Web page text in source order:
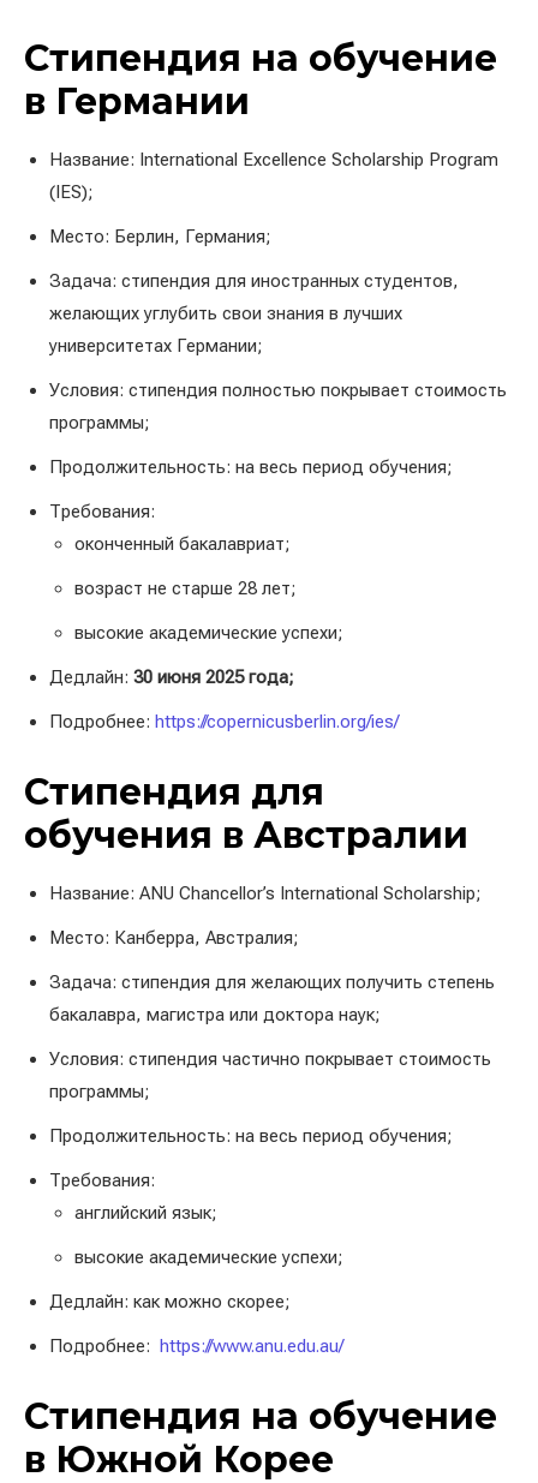
Стипендия на обучение
в Германии
Название: International Excellence Scholarship Program
(IES);
Место: Берлин, Германия;
Задача: стипендия для иностранных студентов,
желающих углубить свои знания в лучших
университетах Германии;
Условия: стипендия полностью покрывает стоимость
программы;
Продолжительность: на весь период обучения;
Требования:
оконченный бакалавриат;
возраст не старше 28 лет;
высокие академические успехи;
Дедлайн: 30 июня 2025 года;
Подробнее: https://copernicusberlin.org/ies/
Стипендия для
обучения в Австралии
Название: ANU Chancellor’s International Scholarship;
Место: Канберра, Австралия;
Задача: стипендия для желающих получить степень
бакалавра, магистра или доктора наук;
Условия: стипендия частично покрывает стоимость
программы;
Продолжительность: на весь период обучения;
Требования:
английский язык;
высокие академические успехи;
Дедлайн: как можно скорее;
Подробнее: https://www.anu.edu.au/
Стипендия на обучение
в Южной Корее